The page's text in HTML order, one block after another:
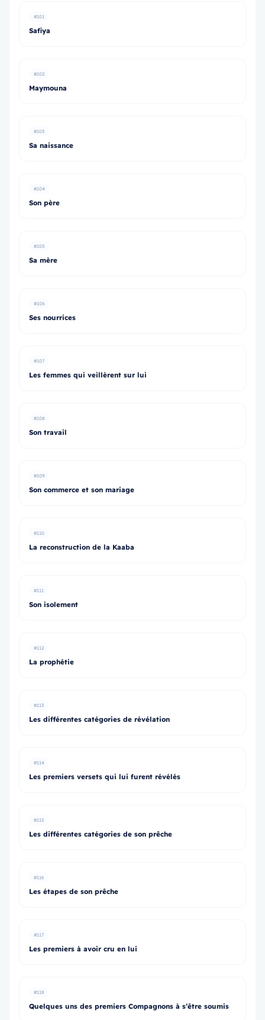
#101
Safiya
#102
Maymouna
#103
Sa naissance
#104
Son père
#105
Sa mère
#106
Ses nourrices
#107
Les femmes qui veillèrent sur lui
#108
Son travail
#109
Son commerce et son mariage
#110
La reconstruction de la Kaaba
#111
Son isolement
#112
La prophétie
#113
Les différentes catégories de révélation
#114
Les premiers versets qui lui furent révélés
#115
Les différentes catégories de son prêche
#116
Les étapes de son prêche
#117
Les premiers à avoir cru en lui
#118
Quelques uns des premiers Compagnons à s’être soumis